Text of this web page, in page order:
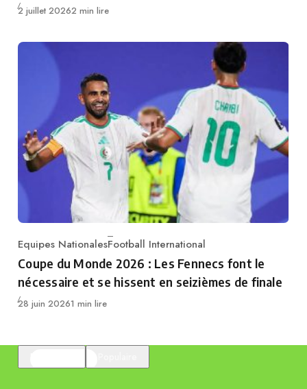
Publié
2 juillet 20262 min lire
Category
Equipes NationalesFootball International
Coupe du Monde 2026 : Les Fennecs font le
nécessaire et se hissent en seizièmes de finale
Publié
28 juin 20261 min lire